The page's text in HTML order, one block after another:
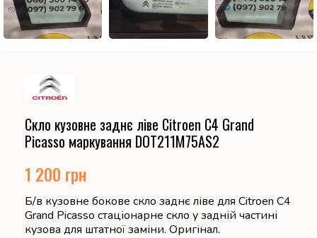
Скло кузовне заднє ліве Citroen C4 Grand
Picasso маркування DOT211M75AS2
1 200 грн
Б/в кузовне бокове скло заднє ліве для Citroen C4
Grand Picasso стаціонарне скло у задній частині
кузова для штатної заміни. Оригінал.